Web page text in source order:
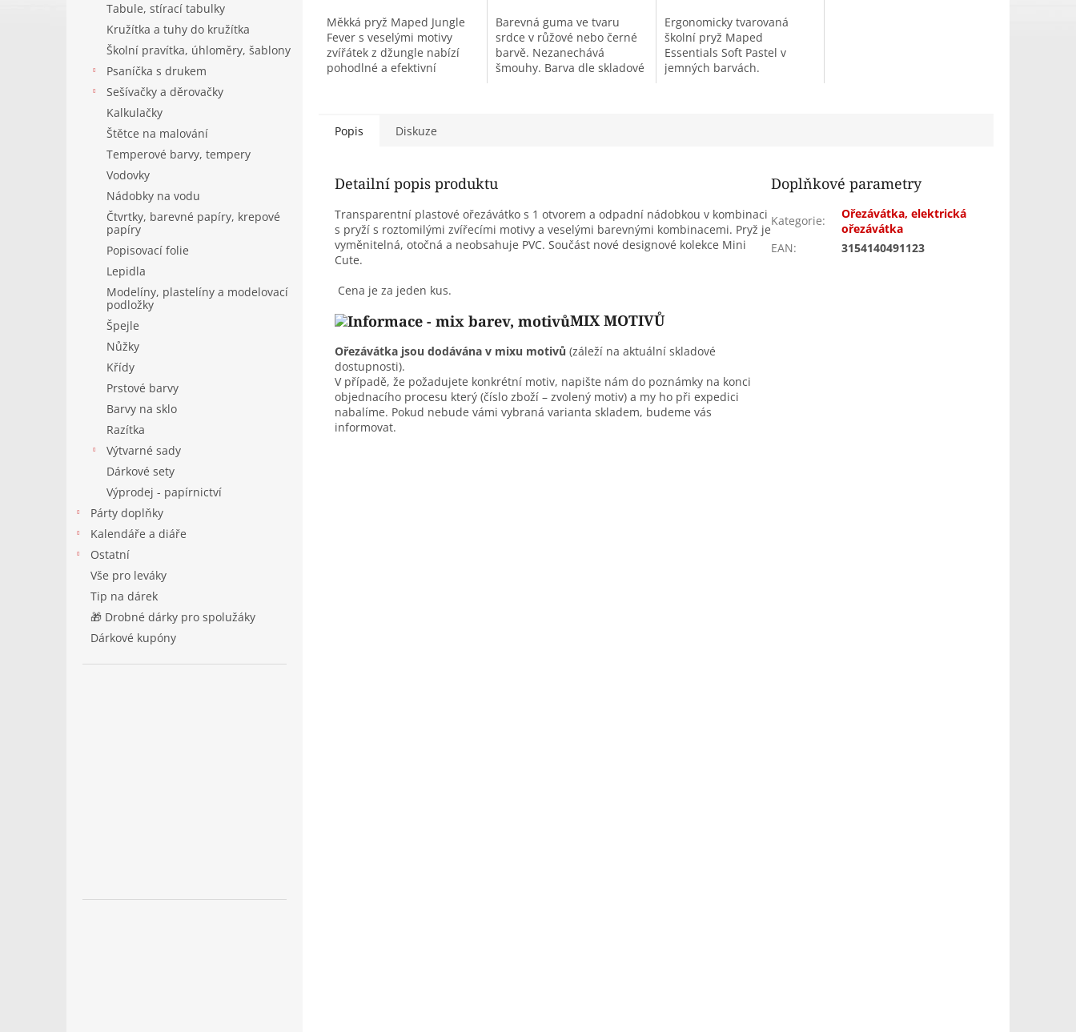
Tabule, stírací tabulky
Kružítka a tuhy do kružítka
Školní pravítka, úhloměry, šablony
Psaníčka s drukem
Sešívačky a děrovačky
Kalkulačky
Štětce na malování
Temperové barvy, tempery
Vodovky
Nádobky na vodu
Čtvrtky, barevné papíry, krepové
papíry
Popisovací folie
Lepidla
Modelíny, plastelíny a modelovací
podložky
Špejle
Nůžky
Křídy
Prstové barvy
Barvy na sklo
Razítka
Výtvarné sady
Dárkové sety
Výprodej - papírnictví
Párty doplňky
Kalendáře a diáře
Ostatní
Vše pro leváky
Tip na dárek
🎁 Drobné dárky pro spolužáky
Dárkové kupóny
Měkká pryž Maped Jungle
Fever s veselými motivy
zvířátek z džungle nabízí
pohodlné a efektivní
Barevná guma ve tvaru
srdce v růžové nebo černé
barvě. Nezanechává
šmouhy. Barva dle skladové
Ergonomicky tvarovaná
školní pryž Maped
Essentials Soft Pastel v
jemných barvách.
Popis Diskuze
Detailní popis produktu
Transparentní plastové ořezávátko s 1 otvorem a odpadní nádobkou v kombinaci
s pryží s roztomilými zvířecími motivy a veselými barevnými kombinacemi. Pryž je
vyměnitelná, otočná a neobsahuje PVC. Součást nové designové kolekce Mini
Cute.
Cena je za jeden kus.
MIX MOTIVŮ
Ořezávátka jsou dodávána v mixu motivů (záleží na aktuální skladové
dostupnosti).
V případě, že požadujete konkrétní motiv, napište nám do poznámky na konci
objednacího procesu který (číslo zboží – zvolený motiv) a my ho při expedici
nabalíme. Pokud nebude vámi vybraná varianta skladem, budeme vás
informovat.
Doplňkové parametry
Kategorie:
Ořezávátka, elektrická
ořezávátka
EAN: 3154140491123